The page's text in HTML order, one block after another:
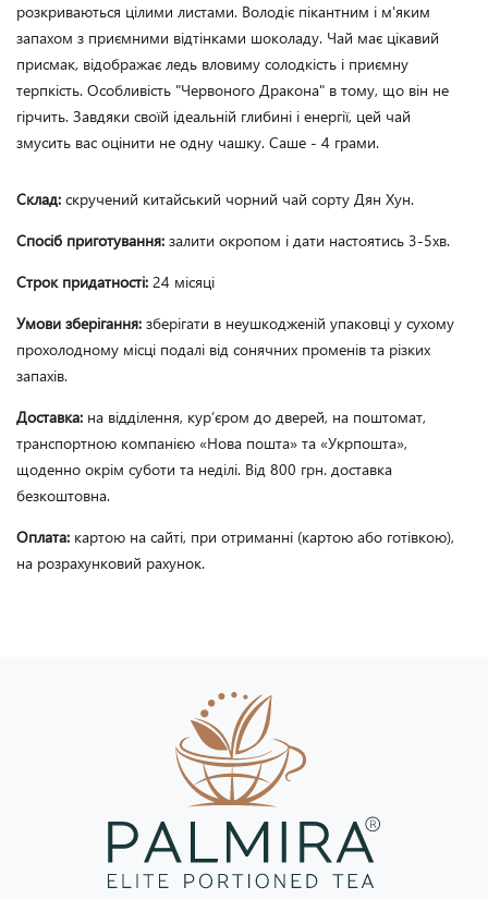
розкриваються цілими листами. Володіє пікантним і м'яким
запахом з приємними відтінками шоколаду. Чай має цікавий
присмак, відображає ледь вловиму солодкість і приємну
терпкість. Особливість "Червоного Дракона" в тому, що він не
гірчить. Завдяки своїй ідеальній глибині і енергії, цей чай
змусить вас оцінити не одну чашку. Саше - 4 грами.
Склад: скручений китайський чорний чай сорту Дян Хун.
Спосіб приготування: залити окропом і дати настоятись 3-5хв.
Строк придатності: 24 місяці
Умови зберігання: зберігати в неушкодженій упаковці у сухому
прохолодному місці подалі від сонячних променів та різких
запахів.
Доставка: на відділення, кур’єром до дверей, на поштомат,
транспортною компанією «Нова пошта» та «Укрпошта»,
щоденно окрім суботи та неділі. Від 800 грн. доставка
безкоштовна.
Оплата: картою на сайті, при отриманні (картою або готівкою),
на розрахунковий рахунок.